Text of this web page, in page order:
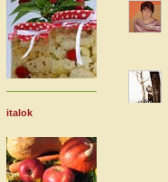
italok